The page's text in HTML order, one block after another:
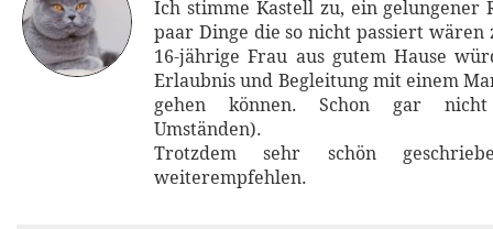
Ich stimme Kastell zu, ein gelungener
paar Dinge die so nicht passiert wären
16-jährige Frau aus gutem Hause
Erlaubnis und Begleitung mit einem
gehen können. Schon gar
Umständen).
Trotzdem sehr schön
weiterempfehlen.